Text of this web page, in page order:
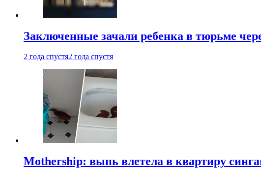
Заключенные зачали ребенка в тюрьме
2 года спустя2 года спустя
Mothership: выпь влетела в квартиру